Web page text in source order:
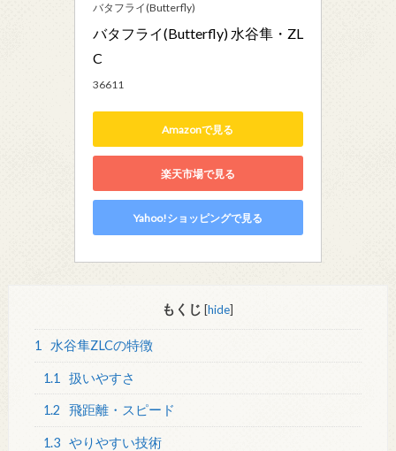
バタフライ(Butterfly)
バタフライ(Butterfly) 水谷隼・ZL
C
36611
Amazonで見る
楽天市場で見る
Yahoo!ショッピングで見る
もくじ [hide]
1 水谷隼ZLCの特徴
1.1 扱いやすさ
1.2 飛距離・スピード
1.3 やりやすい技術